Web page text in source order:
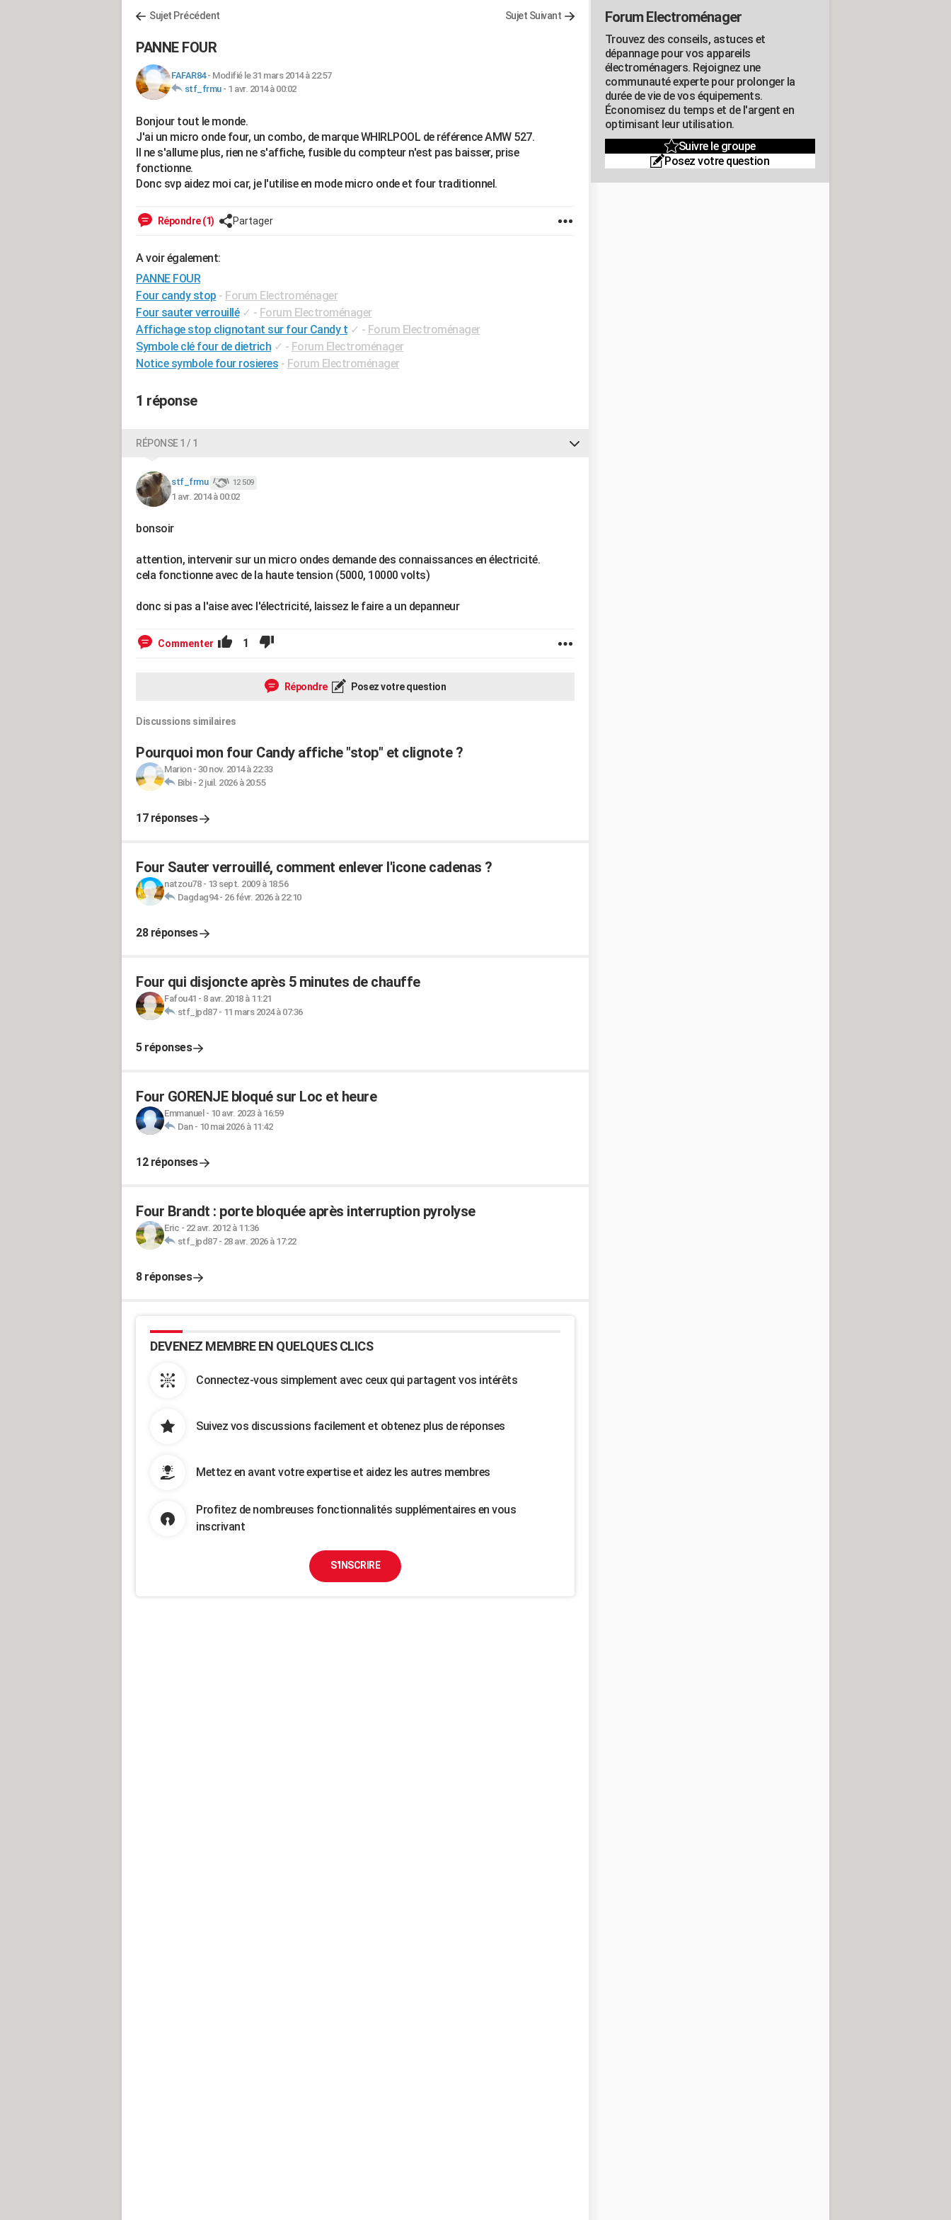
Sujet Précédent Sujet Suivant
PANNE FOUR
FAFAR84- Modifié le 31 mars 2014 à 22:57
stf_frmu- 1 avr. 2014 à 00:02
Bonjour tout le monde.
J'ai un micro onde four, un combo, de marque WHIRLPOOL de référence AMW 527.
Il ne s'allume plus, rien ne s'affiche, fusible du compteur n'est pas baisser, prise
fonctionne.
Donc svp aidez moi car, je l'utilise en mode micro onde et four traditionnel.
Répondre (1) Partager
A voir également:
PANNE FOUR
Four candy stop - Forum Electroménager
Four sauter verrouillé ✓ - Forum Electroménager
Affichage stop clignotant sur four Candy t ✓ - Forum Electroménager
Symbole clé four de dietrich ✓ - Forum Electroménager
Notice symbole four rosieres - Forum Electroménager
1 réponse
RÉPONSE 1 / 1
stf_frmu 12 509
1 avr. 2014 à 00:02
bonsoir
attention, intervenir sur un micro ondes demande des connaissances en électricité.
cela fonctionne avec de la haute tension (5000, 10000 volts)
donc si pas a l'aise avec l'électricité, laissez le faire a un depanneur
Commenter 1
Répondre Posez votre question
Discussions similaires
Pourquoi mon four Candy affiche "stop" et clignote ?
Marion- 30 nov. 2014 à 22:33
Bibi- 2 juil. 2026 à 20:55
17 réponses
Four Sauter verrouillé, comment enlever l'icone cadenas ?
natzou78- 13 sept. 2009 à 18:56
Dagdag94- 26 févr. 2026 à 22:10
28 réponses
Four qui disjoncte après 5 minutes de chauffe
Fafou41 - 8 avr. 2018 à 11:21
stf_jpd87- 11 mars 2024 à 07:36
5 réponses
Four GORENJE bloqué sur Loc et heure
Emmanuel - 10 avr. 2023 à 16:59
Dan- 10 mai 2026 à 11:42
12 réponses
Four Brandt : porte bloquée après interruption pyrolyse
Eric - 22 avr. 2012 à 11:36
stf_jpd87- 28 avr. 2026 à 17:22
8 réponses
DEVENEZ MEMBRE EN QUELQUES CLICS
Connectez-vous simplement avec ceux qui partagent vos intérêts
Suivez vos discussions facilement et obtenez plus de réponses
Mettez en avant votre expertise et aidez les autres membres
Profitez de nombreuses fonctionnalités supplémentaires en vous
inscrivant
S'INSCRIRE
Forum Electroménager
Trouvez des conseils, astuces et
dépannage pour vos appareils
électroménagers. Rejoignez une
communauté experte pour prolonger la
durée de vie de vos équipements.
Économisez du temps et de l'argent en
optimisant leur utilisation.
Suivre le groupe
Posez votre question